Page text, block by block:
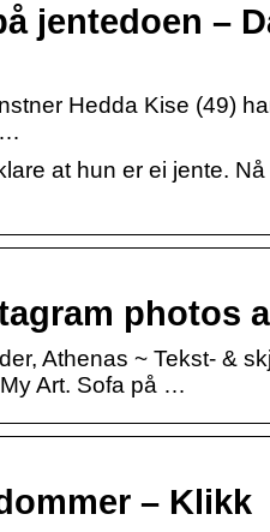
jentedoen –
Hedda Kise (49)
…
at hun er ei jente.
photos
Athenas ~ Tekst- &
Art. Sofa på …
– Klikk